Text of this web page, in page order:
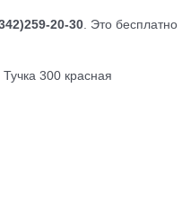
20-30 . Это бесплатно
Тучка 300 красная